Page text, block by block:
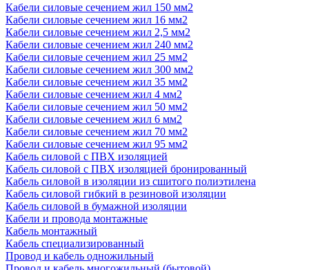
Кабели силовые сечением жил 150 мм2
Кабели силовые сечением жил 16 мм2
Кабели силовые сечением жил 2,5 мм2
Кабели силовые сечением жил 240 мм2
Кабели силовые сечением жил 25 мм2
Кабели силовые сечением жил 300 мм2
Кабели силовые сечением жил 35 мм2
Кабели силовые сечением жил 4 мм2
Кабели силовые сечением жил 50 мм2
Кабели силовые сечением жил 6 мм2
Кабели силовые сечением жил 70 мм2
Кабели силовые сечением жил 95 мм2
Кабель силовой с ПВХ изоляцией
Кабель силовой с ПВХ изоляцией бронированный
Кабель силовой в изоляции из сшитого полиэтилена
Кабель силовой гибкий в резиновой изоляции
Кабель силовой в бумажной изоляции
Кабели и провода монтажные
Кабель монтажный
Кабель специализированный
Провод и кабель одножильный